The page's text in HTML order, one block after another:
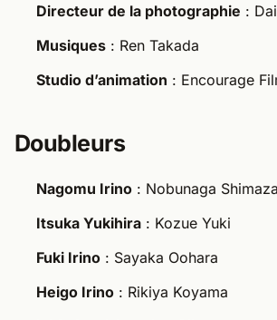
Directeur de la photographie :
Musiques : Ren Takada
Studio d’animation : Encourage
Doubleurs
Nagomu Irino : Nobunaga
Itsuka Yukihira : Kozue Yuki
Fuki Irino : Sayaka Oohara
Heigo Irino : Rikiya Koyama